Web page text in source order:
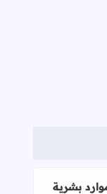
بشرية
بشرية